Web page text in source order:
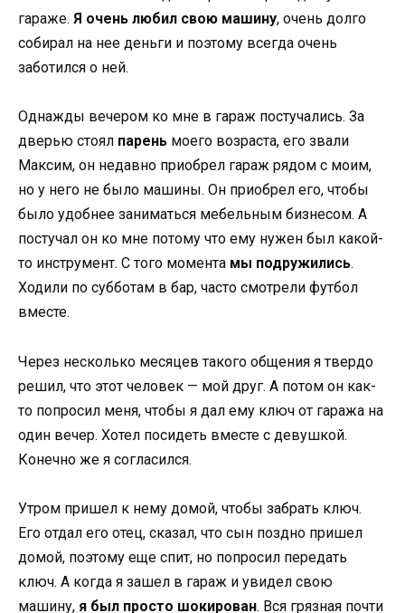
гараже. Я очень любил свою машину, очень долго
собирал на нее деньги и поэтому всегда очень
заботился о ней.
Однажды вечером ко мне в гараж постучались. За
дверью стоял парень моего возраста, его звали
Максим, он недавно приобрел гараж рядом с моим,
но у него не было машины. Он приобрел его, чтобы
было удобнее заниматься мебельным бизнесом. А
постучал он ко мне потому что ему нужен был какой-
то инструмент. С того момента мы подружились.
Ходили по субботам в бар, часто смотрели футбол
вместе.
Через несколько месяцев такого общения я твердо
решил, что этот человек — мой друг. А потом он как-
то попросил меня, чтобы я дал ему ключ от гаража на
один вечер. Хотел посидеть вместе с девушкой.
Конечно же я согласился.
Утром пришел к нему домой, чтобы забрать ключ.
Его отдал его отец, сказал, что сын поздно пришел
домой, поэтому еще спит, но попросил передать
ключ. А когда я зашел в гараж и увидел свою
машину, я был просто шокирован. Вся грязная почти